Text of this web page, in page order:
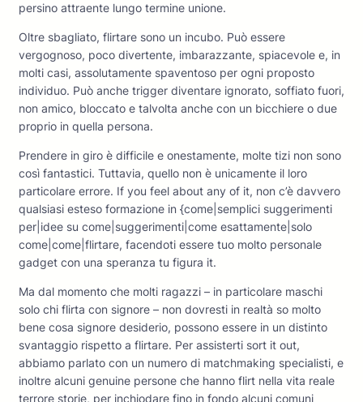
persino attraente lungo termine unione.
Oltre sbagliato, flirtare sono un incubo. Può essere
vergognoso, poco divertente, imbarazzante, spiacevole e, in
molti casi, assolutamente spaventoso per ogni proposto
individuo. Può anche trigger diventare ignorato, soffiato fuori,
non amico, bloccato e talvolta anche con un bicchiere o due
proprio in quella persona.
Prendere in giro è difficile e onestamente, molte tizi non sono
così fantastici. Tuttavia, quello non è unicamente il loro
particolare errore. If you feel about any of it, non c’è davvero
qualsiasi esteso formazione in {come|semplici suggerimenti
per|idee su come|suggerimenti|come esattamente|solo
come|come|flirtare, facendoti essere tuo molto personale
gadget con una speranza tu figura it.
Ma dal momento che molti ragazzi – in particolare maschi
solo chi flirta con signore – non dovresti in realtà so molto
bene cosa signore desiderio, possono essere in un distinto
svantaggio rispetto a flirtare. Per assisterti sort it out,
abbiamo parlato con un numero di matchmaking specialisti, e
inoltre alcuni genuine persone che hanno flirt nella vita reale
terrore storie, per inchiodare fino in fondo alcuni comuni